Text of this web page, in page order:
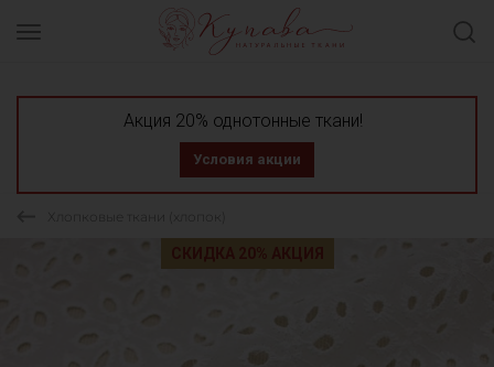
Акция 20% однотонные ткани!
Условия акции
Хлопковые ткани (хлопок)